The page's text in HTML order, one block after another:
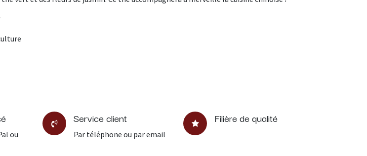
ou
Service client
Par téléphone ou par email
Filière de qualité